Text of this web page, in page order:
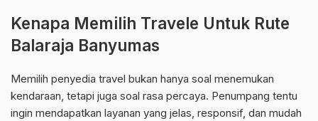
Kenapa Memilih Travele Untuk Rute
Balaraja Banyumas
Memilih penyedia travel bukan hanya soal menemukan
kendaraan, tetapi juga soal rasa percaya. Penumpang tentu
ingin mendapatkan layanan yang jelas, responsif, dan mudah